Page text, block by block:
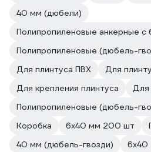
40 мм (дюбели)
Полипропиленовые анкерные с
Полипропиленовые (дюбель-
Для плинтуса ПВХ
Для
Для крепления плинтуса
Для
Полипропиленовые (дюбель-
Коробка
6х40 мм 200 шт
40 мм (дюбель-гвозди)
6х40